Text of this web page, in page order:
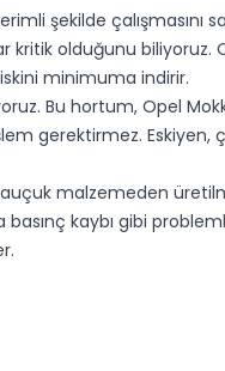
şekilde çalışmasını
olduğunu biliyoruz.
minimuma indirir.
Bu hortum, Opel
gerektirmez.
malzemeden
kaybı gibi